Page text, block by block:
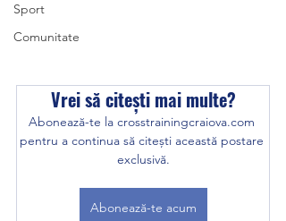
Sport
Comunitate
Vrei să citești mai multe?
Abonează-te la crosstrainingcraiova.com
pentru a continua să citești această postare
exclusivă.
Abonează-te acum